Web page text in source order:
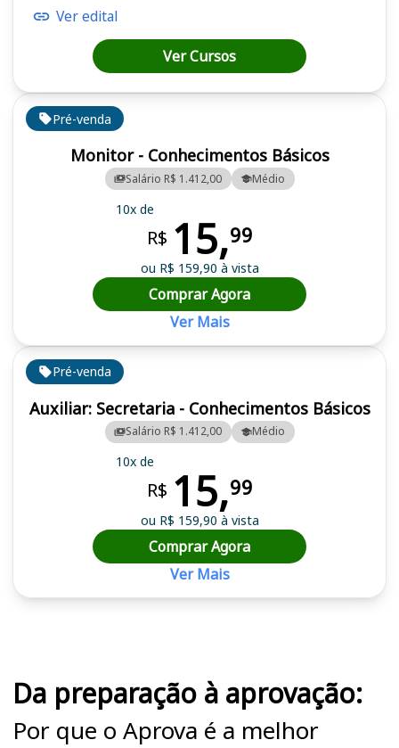
Pré-venda
Auxiliar: Secretaria - Conhecimentos Básicos
Salário R$ 1.412,00 Médio
10x de
R$ 15,99
ou R$ 159,90 à vista
Comprar Agora
Ver Mais
Pré-venda
Monitor - Conhecimentos Básicos
Salário R$ 1.412,00 Médio
10x de
R$ 15,99
ou R$ 159,90 à vista
Comprar Agora
Ver Mais
Ver edital
Ver Cursos
Da preparação à aprovação:
Por que o Aprova é a melhor